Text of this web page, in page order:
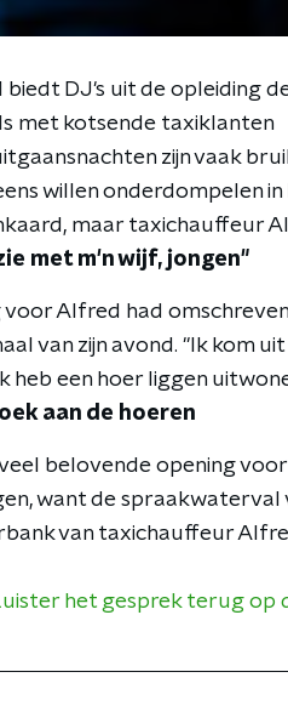
biedt DJ's uit de opleiding
met kotsende taxiklanten
zijn vaak
willen onderdompelen
maar taxichauffeur
met m'n wijf, jongen"
voor Alfred had
van zijn avond. "Ik kom
heb een hoer liggen
aan de hoeren
veel belovende opening
want de spraakwaterval
van taxichauffeur
het gesprek terug op